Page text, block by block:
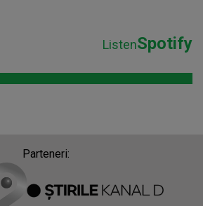
ListenSpotify
Parteneri: